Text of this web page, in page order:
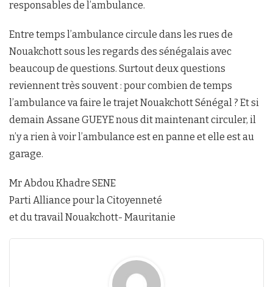
responsables de l’ambulance.
Entre temps l’ambulance circule dans les rues de
Nouakchott sous les regards des sénégalais avec
beaucoup de questions. Surtout deux questions
reviennent très souvent : pour combien de temps
l’ambulance va faire le trajet Nouakchott Sénégal ? Et si
demain Assane GUEYE nous dit maintenant circuler, il
n’y a rien à voir l’ambulance est en panne et elle est au
garage.
Mr Abdou Khadre SENE
Parti Alliance pour la Citoyenneté
et du travail Nouakchott- Mauritanie